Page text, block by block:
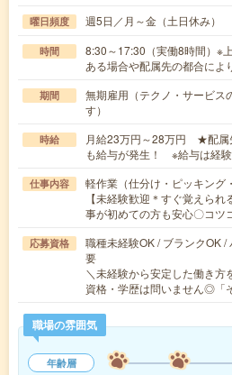
曜日頻度 週5日／月～金（土日休み）
時間
8:30～17:30（実働8時間）※
ある場合や配属先の都合に
期間
無期雇用（テクノ・サービス
す）
時給
月給23万円～28万円 ★配属
も給与が発生！ ※給与は経
仕事内容
軽作業（仕分け・ピッキング
【未経験歓迎＊すぐ覚えら
事が初めての方も安心〇コ
応募資格
職種未経験OK / ブランクOK
要
＼未経験から安定した働き方
資格・学歴は問いません◎「
職場の雰囲気
年齢層